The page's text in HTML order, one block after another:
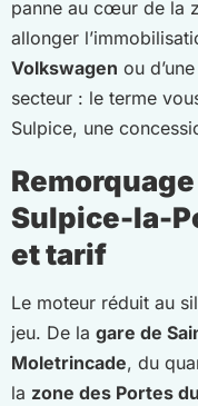
panne au cœur de la
allonger
Volkswagen ou d’une
secteur : le terme
Sulpice, une
Sulpice-la-
et tarif
Le moteur réduit au
jeu. De la gare de
Moletrincade, du
la zone des Portes